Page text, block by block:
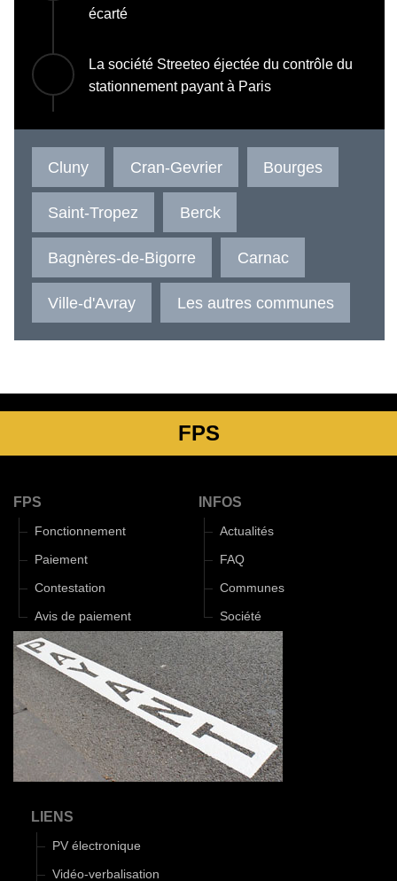
écarté
La société Streeteo éjectée du contrôle du
stationnement payant à Paris
Cluny Cran-Gevrier Bourges
Saint-Tropez Berck
Bagnères-de-Bigorre Carnac
Ville-d'Avray Les autres communes
FPS
FPS
Fonctionnement
Paiement
Contestation
Avis de paiement
INFOS
Actualités
FAQ
Communes
Société
LIENS
PV électronique
Vidéo-verbalisation